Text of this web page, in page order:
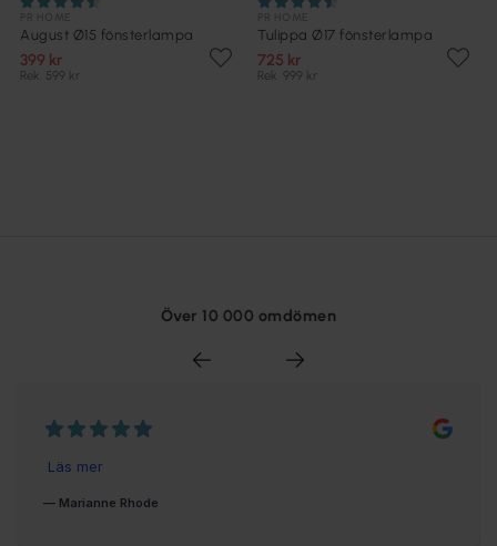
August Ø15 fönsterlampa
399 kr
Rek. 599 kr
Tulippa Ø17 fönsterlampa
725 kr
Rek. 999 kr
Över 10 000 omdömen